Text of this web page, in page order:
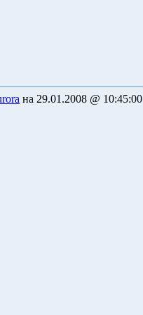
на 29.01.2008 @ 10:45:00